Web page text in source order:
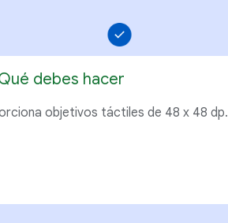
debes hacer
objetivos táctiles de 48 x 48 dp.